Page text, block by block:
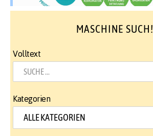
MASCHINE SUCH!
Volltext
Kategorien